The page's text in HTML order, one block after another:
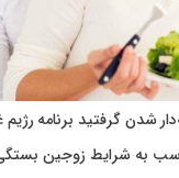
شدن گرفتید برنامه رژیم
به شرایط زوجین